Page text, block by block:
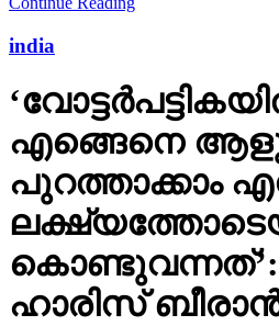
india
എങ്ങെനെ
പുറത്താക്കാം
ഹാരിസ്